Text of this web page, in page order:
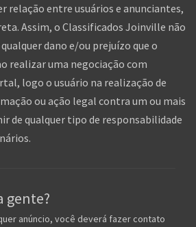
relação entre usuários e anunciantes,
Assim, o Classificados Joinville não
dano e/ou prejuízo que o
realizar uma negociação com
logo o usuário na realização de
ou ação legal contra um ou mais
de qualquer tipo de responsabilidade
gente?
anúncio, você deverá fazer contato